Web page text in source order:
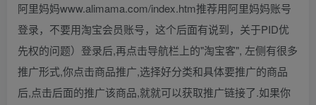
阿里妈妈www.alimama.com/index.htm推荐用阿里妈妈账号
登录，不要用淘宝会员账号，这个后面有说到，关于PID优
先权的问题）登录后,再点击导航栏上的"淘宝客", 左侧有很多
推广形式,你点击商品推广,选择好分类和具体要推广的商品
后,点击后面的推广该商品,就就可以获取推广链接了.如果你